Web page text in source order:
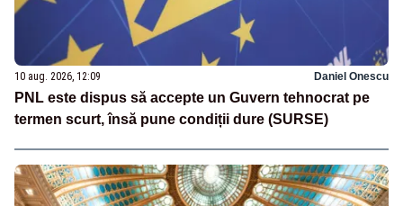
10 aug. 2026, 12:09 Daniel Onescu
PNL este dispus să accepte un Guvern tehnocrat pe
termen scurt, însă pune condiții dure (SURSE)